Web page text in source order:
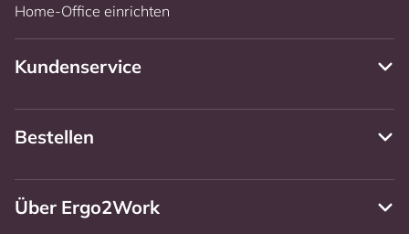
Home-Office einrichten
Kundenservice
Bestellen
Über Ergo2Work